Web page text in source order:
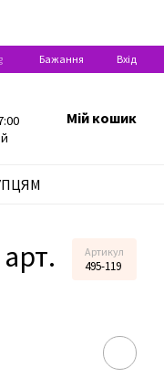
Бажання Вхід
Мій кошик
Артикул
495-119